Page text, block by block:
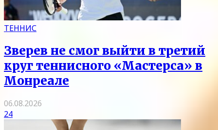
ТЕННИС
Зверев не смог выйти в третий
круг теннисного «Мастерса» в
Монреале
06.08.2026
24